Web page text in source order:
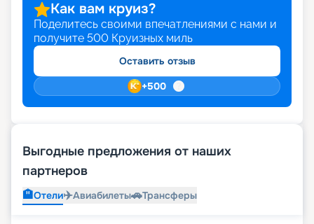
Как вам круиз?
Поделитесь своими впечатлениями с нами и
получите 500 Круизных миль
Оставить отзыв
+500
Выгодные предложения от наших
партнеров
🏨Отели✈️Авиабилеты🚗Трансферы